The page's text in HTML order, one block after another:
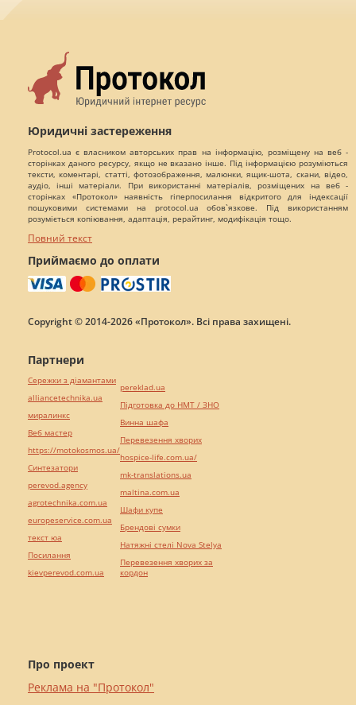
Юридичні застереження
Protocol.ua є власником авторських прав на інформацію, розміщену на веб -
сторінках даного ресурсу, якщо не вказано інше. Під інформацією розуміються
тексти, коментарі, статті, фотозображення, малюнки, ящик-шота, скани, відео,
аудіо, інші матеріали. При використанні матеріалів, розміщених на веб -
сторінках «Протокол» наявність гіперпосилання відкритого для індексації
пошуковими системами на protocol.ua обов`язкове. Під використанням
розуміється копіювання, адаптація, рерайтинг, модифікація тощо.
Повний текст
Приймаємо до оплати
Copyright © 2014-2026 «Протокол». Всі права захищені.
Про проект
Реклама на "Протокол"
Партнери
Сережки з діамантами
alliancetechnika.ua
миралинкс
Веб мастер
https://motokosmos.ua/
Синтезатори
perevod.agency
agrotechnika.com.ua
europeservice.com.ua
текст юа
Посилання
kievperevod.com.ua
pereklad.ua
Підготовка до НМТ / ЗНО
Винна шафа
Перевезення хворих
hospice-life.com.ua/
mk-translations.ua
maltina.com.ua
Шафи купе
Брендові сумки
Натяжні стелі Nova Stelya
Перевезення хворих за
кордон